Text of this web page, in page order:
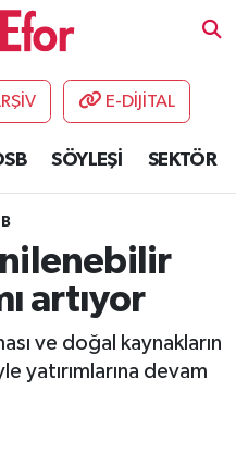
E-DİJİTAL
SÖYLEŞİ SEKTÖR
artıyor
ve doğal kaynakların
yatırımlarına devam